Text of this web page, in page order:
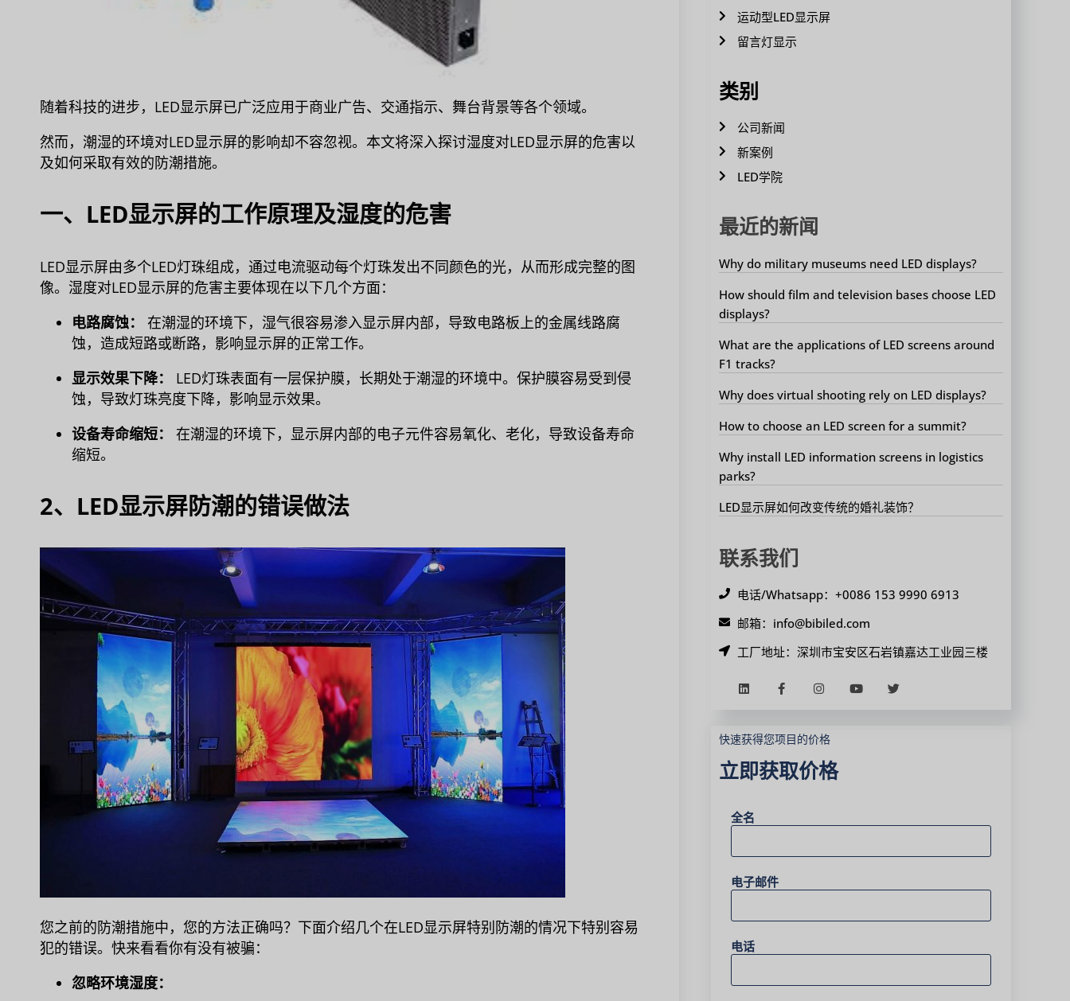
随着科技的进步，LED显示屏已广泛应用于商业广告、交通指示、舞台背景等各个领域。
然而，潮湿的环境对LED显示屏的影响却不容忽视。本文将深入探讨湿度对LED显示屏的危害以
及如何采取有效的防潮措施。
一、LED显示屏的工作原理及湿度的危害
LED显示屏由多个LED灯珠组成，通过电流驱动每个灯珠发出不同颜色的光，从而形成完整的图
像。湿度对LED显示屏的危害主要体现在以下几个方面：
电路腐蚀：
在潮湿的环境下，湿气很容易渗入显示屏内部，导致电路板上的金属线路腐
蚀，造成短路或断路，影响显示屏的正常工作。
显示效果下降：
LED灯珠表面有一层保护膜，长期处于潮湿的环境中。保护膜容易受到侵
蚀，导致灯珠亮度下降，影响显示效果。
设备寿命缩短：
在潮湿的环境下，显示屏内部的电子元件容易氧化、老化，导致设备寿命
缩短。
2、LED显示屏防潮的错误做法
您之前的防潮措施中，您的方法正确吗？下面介绍几个在LED显示屏特别防潮的情况下特别容易
犯的错误。快来看看你有没有被骗：
忽略环境湿度：
运动型LED显示屏
留言灯显示
类别
公司新闻
新案例
LED学院
最近的新闻
Why do military museums need LED displays?
How should film and television bases choose LED
displays?
What are the applications of LED screens around
F1 tracks?
Why does virtual shooting rely on LED displays?
How to choose an LED screen for a summit?
Why install LED information screens in logistics
parks?
LED显示屏如何改变传统的婚礼装饰？
联系我们
电话/Whatsapp：+0086 153 9990 6913
邮箱：info@bibiled.com
工厂地址：深圳市宝安区石岩镇嘉达工业园三楼
快速获得您项目的价格
立即获取价格
全名
电子邮件
电话